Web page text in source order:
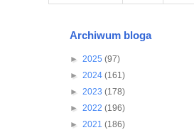
Archiwum bloga
► 2025 (97)
► 2024 (161)
► 2023 (178)
► 2022 (196)
► 2021 (186)